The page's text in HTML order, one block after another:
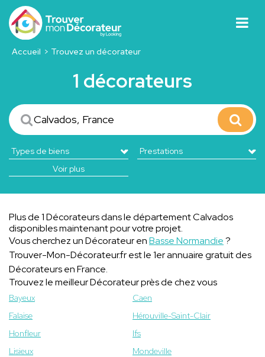
Accueil Trouvez un décorateur
1 décorateurs
Voir plus
Plus de 1 Décorateurs dans le département Calvados
disponibles maintenant pour votre projet.
Vous cherchez un Décorateur enBasse Normandie?
Trouver-Mon-Décorateur.fr est le 1er annuaire gratuit des
Décorateurs en France.
Trouvez le meilleur Décorateur près de chez vous
Bayeux
Caen
Falaise
Hérouville-Saint-Clair
Honfleur
Ifs
Lisieux
Mondeville